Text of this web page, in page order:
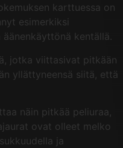
karttuessa on
esimerkiksi
kentällä.
jotka viittasivat pitkään
yllättyneensä siitä, että
näin pitkää peliuraa,
ovat olleet melko
ja